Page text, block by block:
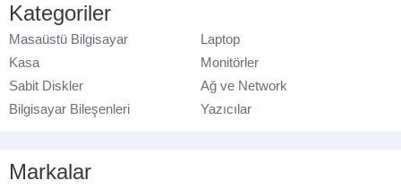
Kategoriler
Masaüstü Bilgisayar
Laptop
Kasa
Monitörler
Sabit Diskler
Ağ ve Network
Bilgisayar Bileşenleri
Yazıcılar
Markalar